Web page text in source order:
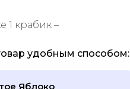
1 крабик –
удобным способом:
Яблоко